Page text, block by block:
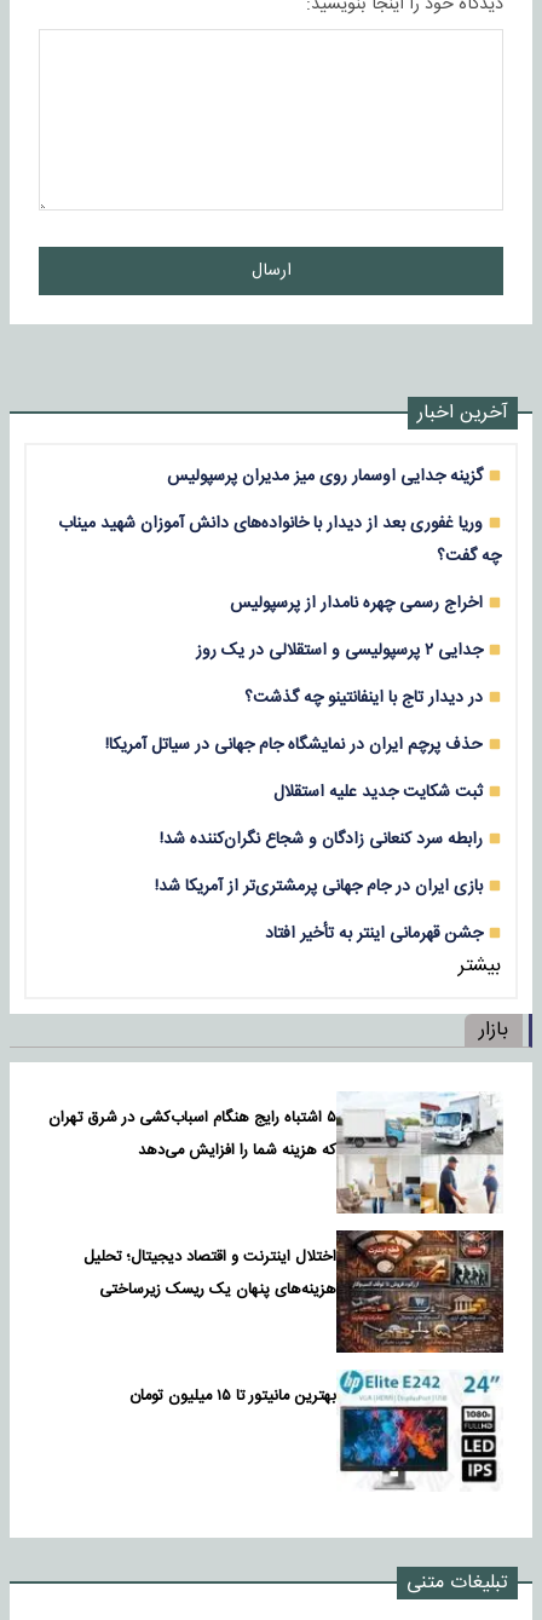
ارسال
آخرین اخبار
گزینه جدایی اوسمار روی میز مدیران پرسپولیس
وریا غفوری بعد از دیدار با خانواده‌های دانش آموزان شهید میناب
چه گفت؟
اخراج رسمی چهره نامدار از پرسپولیس
جدایی ۲ پرسپولیسی و استقلالی در یک روز
در دیدار تاج با اینفانتینو چه گذشت؟
حذف پرچم ایران در نمایشگاه جام جهانی در سیاتل آمریکا!
ثبت شکایت جدید علیه استقلال
رابطه سرد کنعانی زادگان و شجاع نگران‌کننده شد!
بازی‌ ایران در جام جهانی پرمشتری‌تر از آمریکا شد!
جشن قهرمانی اینتر به تأخیر افتاد
بیشتر
بازار
۵ اشتباه رایج هنگام اسباب‌کشی در شرق تهران
که هزینه شما را افزایش می‌دهد
اختلال اینترنت و اقتصاد دیجیتال؛ تحلیل
هزینه‌های پنهان یک ریسک زیرساختی
بهترین مانیتور تا ۱۵ میلیون تومان
تبلیغات متنی